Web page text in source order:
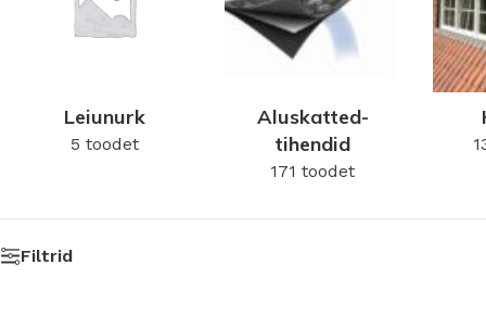
Leiunurk
5 toodet
Aluskatted-
tihendid
171 toodet
Filtrid